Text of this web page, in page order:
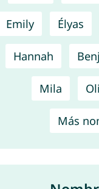
Emily Élyas
Hannah
Mila
Más